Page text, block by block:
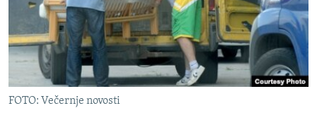
DNEVNO@RSE
SPECIJALI RSE
VIŠE OD NASLOVA
GENOCID U SREBRENICI
POPLAVE I KLIZIŠTA U BIH 2024.
PRATITE NAS
FOTO: Večernje novosti